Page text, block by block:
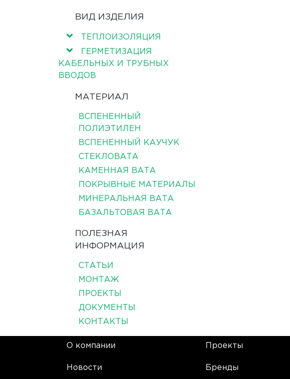
ВИД ИЗДЕЛИЯ
ТЕПЛОИЗОЛЯЦИЯ
ГЕРМЕТИЗАЦИЯ
КАБЕЛЬНЫХ И ТРУБНЫХ
ВВОДОВ
МАТЕРИАЛ
ВСПЕНЕННЫЙ
ПОЛИЭТИЛЕН
ВСПЕНЕННЫЙ КАУЧУК
СТЕКЛОВАТА
КАМЕННАЯ ВАТА
ПОКРЫВНЫЕ МАТЕРИАЛЫ
МИНЕРАЛЬНАЯ ВАТА
БАЗАЛЬТОВАЯ ВАТА
ПОЛЕЗНАЯ
ИНФОРМАЦИЯ
СТАТЬИ
МОНТАЖ
ПРОЕКТЫ
ДОКУМЕНТЫ
КОНТАКТЫ
О компании Проекты
Новости Бренды